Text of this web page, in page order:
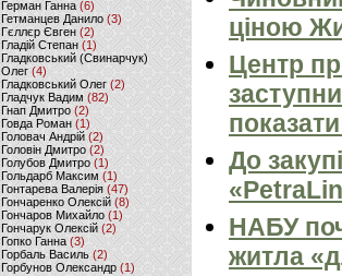
Герман Ганна (6)
Гетманцев Данило (3)
Гєллєр Євген (2)
Гладій Степан(1)
Гладковський (Свинарчук)
Олег (4)
Гладковський Олег (2)
Гладчук Вадим (82)
Гнап Дмитро (2)
Говда Роман(1)
Головач Андрій (2)
Головін Дмитро (2)
Голубов Дмитро (1)
Гольдарб Максим(1)
Гонтарева Валерія (47)
Гончаренко Олексій(8)
Гончаров Михайло (1)
Гончарук Олексій (2)
Гопко Ганна (3)
Горбаль Василь (2)
Горбунов Олександр (1)
ціною
Центр
До
НАБУ
житла